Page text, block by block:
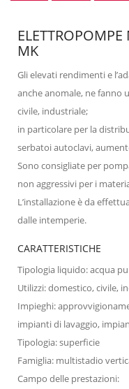
MK
Gli elevati rendimenti e
anche anomale, ne fanno
civile, industriale;
in particolare per la
serbatoi autoclavi,
Sono consigliate per
non aggressivi per i
L’installazione è da
dalle intemperie.
CARATTERISTICHE
Tipologia liquido: acqua
Utilizzi: domestico, civile,
Impieghi:
impianti di lavaggio,
Tipologia: superficie
Famiglia: multistadio
Campo delle prestazioni: